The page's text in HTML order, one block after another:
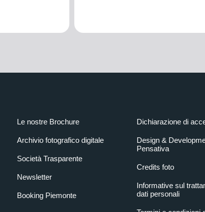
Le nostre Brochure
Archivio fotografico digitale
Società Trasparente
Newsletter
Booking Piemonte
Dichiarazione di
Design &
Pensativa
Credits foto
Informative sul
dati personali